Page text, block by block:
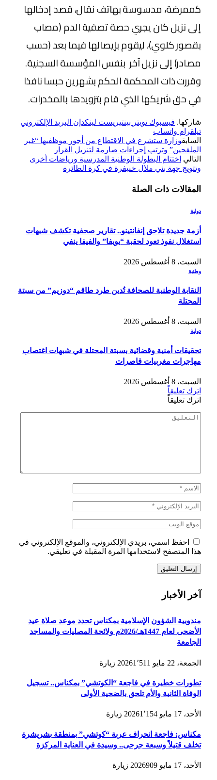
كممرضة، مدسوسة بهاتف نقال، قصد إدخالها
إلى نزيل كان يجري حصة تصفية الدم (مصاب
بقصور كلوي)، ليقوم بإيصالها فيما بعد (حسب
مصادر) إلى نزيل آخر بنفس المؤسسة السجنية.
وقررت ذات المحكمة الحكم بشهرين حبسا نافذا
في حق شريكها الذي قام بتزويدها بالمخدرات.
شاركها. فيسبوك تويتر بينتيريست لينكدإن البريد الإلكتروني
تيلقرام واتساب
السابقوزارة ستشرع في الاقتطاع من أجور موظفيها “غير
الملقحين” وترتب إجراءات صارمة لتنزيل القرار
التالي اختتام البطولة الوطنية المدرسية ورياضات أخرى
وتتويج جهة بني ملال خنيفرة في كرة الطائرة
المقالات ذات الصلة
دولية
أزمة جديدة تلاحق إنفانتينو.. تقارير صحفية تكشف شبهات
استغلال نفوذ تعود لحقبة “يويفا” والفيفا ينفي
السبت، 8 أغسطس 2026
وطنية
النقابة الوطنية للصحافة تُدين طرد طاقم “دوزيم” من سبتة
المحتلة
السبت، 8 أغسطس 2026
دولية
تحقيقات أمنية وقضائية بسبتة المحتلة في شبهات اغتصاب
مهاجرات مغربيات قاصرات
السبت، 8 أغسطس 2026
اترك تعليقاً
اترك تعليقاً
احفظ اسمي، بريدي الإلكتروني، والموقع الإلكتروني في
هذا المتصفح لاستخدامها المرة المقبلة في تعليقي.
آخر الأخبار
مندوبية الشؤون الإسلامية بمكناس تحدد موعد صلاة عيد
الأضحى لعام 1447هـ/2026م ولائحة المصليات والمساجد
الجامعة
الجمعة، 22 مايو 2026 1٬511 زيارة
تطورات خطيرة في فاجعة “الكوتشي” بمكناس.. تسجيل
الوفاة الثانية والأم تلحق بالضحية الأولى
الأحد، 17 مايو 2026 1٬154 زيارة
مكناس: فاجعة انحراف عربة “كوتشي” بمنطقة بشريشرة
تخلف قتيلاً وسبعة جرحى.. وسيدة في العناية المركزة
الأحد، 17 مايو 2026 909 زيارة